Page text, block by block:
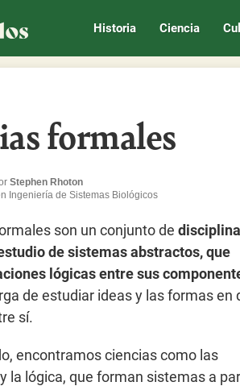
Historia Ciencia
formales
Stephen Rhoton
Ingeniería de Sistemas Biológicos
son un conjunto de
de sistemas abstractos, que
lógicas entre sus
de estudiar ideas y las formas en
sí.
encontramos ciencias como las
la lógica, que forman sistemas a